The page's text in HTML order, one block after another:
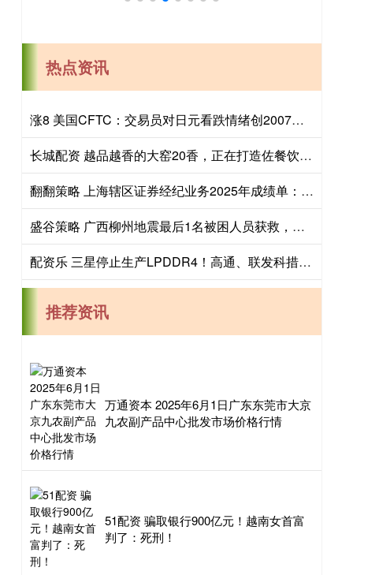
热点资讯
涨8 美国CFTC：交易员对日元看跌情绪创2007年以来最高，对美元看涨程度创2015年以来最高
长城配资 越品越香的大窑20香，正在打造佐餐饮品新标杆
翻翻策略 上海辖区证券经纪业务2025年成绩单：交易量增加八成，佣金率跌破万二
盛谷策略 广西柳州地震最后1名被困人员获救，为91岁老人，生命体征平稳
配资乐 三星停止生产LPDDR4！高通、联发科措手不及：手机又要涨价
推荐资讯
万通资本 2025年6月1日广东东莞市大京
九农副产品中心批发市场价格行情
51配资 骗取银行900亿元！越南女首富
判了：死刑！